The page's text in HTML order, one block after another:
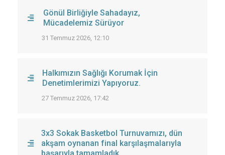
Gönül Birliğiyle Sahadayız,
Mücadelemiz Sürüyor
31 Temmuz 2026, 12:10
Halkımızın Sağlığı Korumak İçin
Denetimlerimizi Yapıyoruz.
27 Temmuz 2026, 17:42
3x3 Sokak Basketbol Turnuvamızı, dün
akşam oynanan final karşılaşmalarıyla